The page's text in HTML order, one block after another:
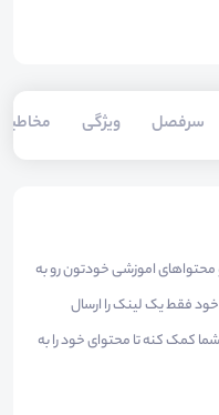
سرفصل ویژگی
اموزشی خودتون رو به
فقط یک لینک را ارسال
کمک کنه تا محتوای خود را به